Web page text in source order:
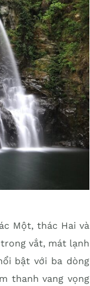
Một, thác Hai và
vắt, mát lạnh
bật với ba dòng
thanh vang vọng